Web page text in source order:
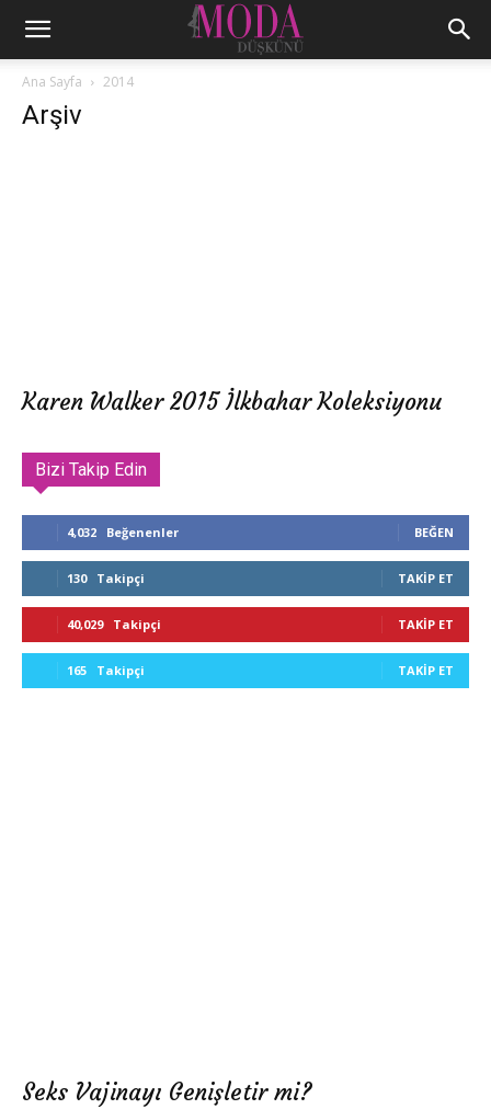
Ana Sayfa 2014
Arşiv
Karen Walker 2015 İlkbahar Koleksiyonu
Bizi Takip Edin
4,032 Beğenenler BEĞEN
130 Takipçi TAKIP ET
40,029 Takipçi TAKIP ET
165 Takipçi TAKIP ET
Seks Vajinayı Genişletir mi?